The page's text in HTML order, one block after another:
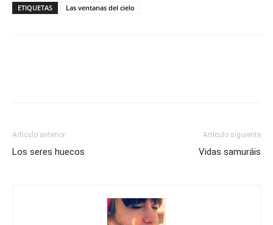
ETIQUETAS Las ventanas del cielo
Artículo anterior
Los seres huecos
Artículo siguiente
Vidas samuráis